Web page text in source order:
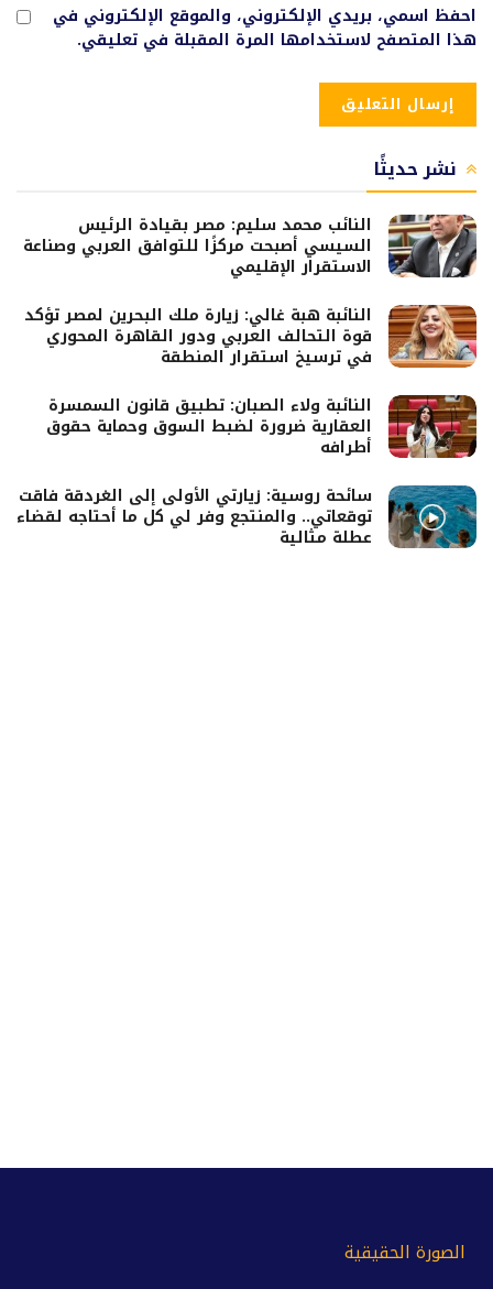
احفظ اسمي، بريدي الإلكتروني، والموقع الإلكتروني في
هذا المتصفح لاستخدامها المرة المقبلة في تعليقي.
نشر حديثًا
النائب محمد سليم: مصر بقيادة الرئيس
السيسي أصبحت مركزًا للتوافق العربي وصناعة
الاستقرار الإقليمي
النائبة هبة غالي: زيارة ملك البحرين لمصر تؤكد
قوة التحالف العربي ودور القاهرة المحوري
في ترسيخ استقرار المنطقة
النائبة ولاء الصبان: تطبيق قانون السمسرة
العقارية ضرورة لضبط السوق وحماية حقوق
أطرافه
سائحة روسية: زيارتي الأولى إلى الغردقة فاقت
توقعاتي.. والمنتجع وفر لي كل ما أحتاجه لقضاء
عطلة مثالية
الصورة الحقيقية